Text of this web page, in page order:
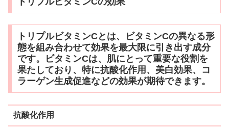
トリプルビタミンCとは、ビタミンCの異なる形
態を組み合わせて効果を最大限に引き出す成分
です。ビタミンCは、肌にとって重要な役割を
果たしており、特に抗酸化作用、美白効果、コ
ラーゲン生成促進などの効果が期待できます。
抗酸化作用